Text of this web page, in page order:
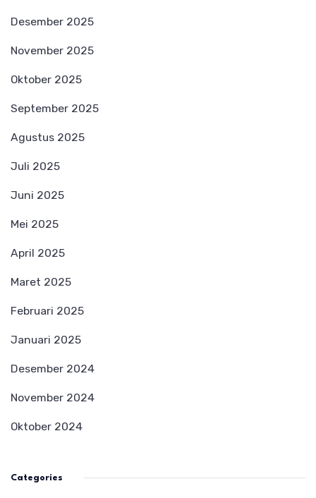
Desember 2025
November 2025
Oktober 2025
September 2025
Agustus 2025
Juli 2025
Juni 2025
Mei 2025
April 2025
Maret 2025
Februari 2025
Januari 2025
Desember 2024
November 2024
Oktober 2024
Categories